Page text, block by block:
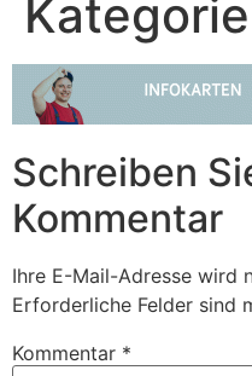
Schreiben
Kommentar
Ihre E-Mail-Adresse wird
Erforderliche Felder sind
Kommentar *